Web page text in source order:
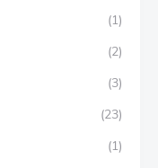
(1)
(2)
(3)
(23)
(1)